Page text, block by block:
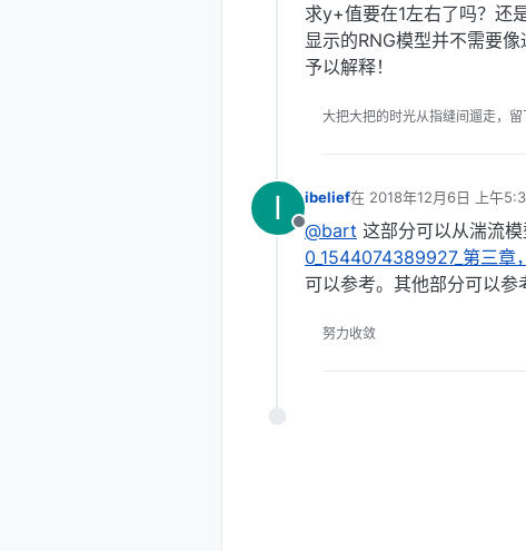
求y+值要在1左右了吗？还
显示的RNG模型并不需要
予以解释！
大把大把的时光从指缝间遛走，留
I
离线
ibelief在 2018年12月6日 上午
最后由 编辑
@bart 这部分可以从湍流
0_1544074389927_第三章
可以参考。其他部分可以参
努力收敛